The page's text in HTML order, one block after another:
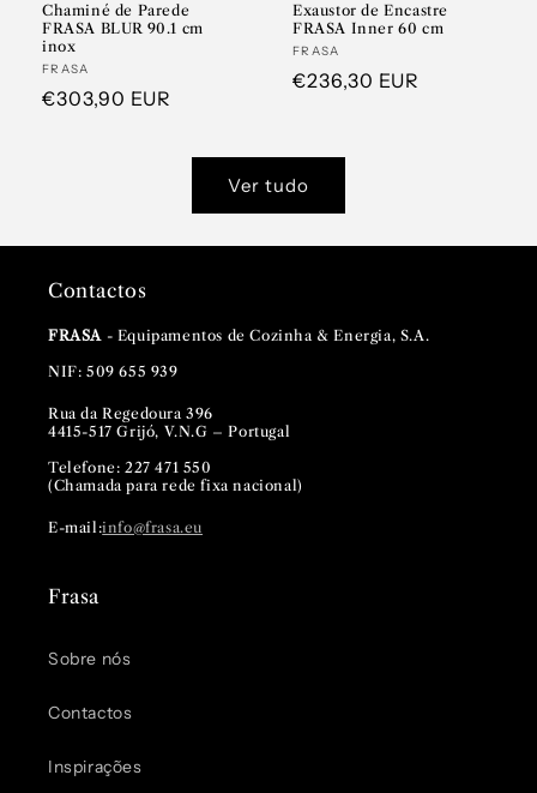
Chaminé de Parede
FRASA BLUR 90.1 cm
inox
Fornecedor:
FRASA
Preço
€303,90 EUR
Exaustor de Encastre
FRASA Inner 60 cm
Fornecedor:
FRASA
Preço
€236,30 EUR
Ver tudo
Contactos
FRASA - Equipamentos de Cozinha & Energia, S.A.
NIF: 509 655 939
Rua da Regedoura 396
4415-517 Grijó, V.N.G – Portugal
Telefone: 227 471 550
(Chamada para rede fixa nacional)
E-mail:info@frasa.eu
Frasa
Sobre nós
Contactos
Inspirações